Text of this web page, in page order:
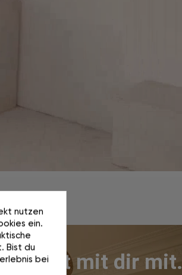
Wächst mit dir mit.
nutzen
ein.
Bist du
bei